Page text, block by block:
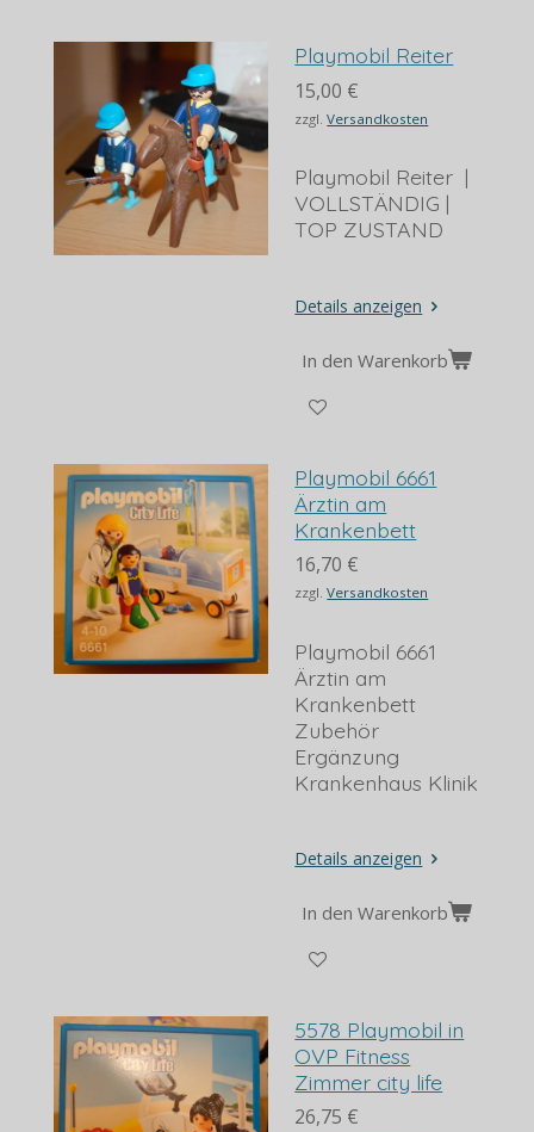
Playmobil Reiter
15,00 €
zzgl.Versandkosten
Playmobil Reiter |
VOLLSTÄNDIG |
TOP ZUSTAND
Details anzeigen
In den Warenkorb
Playmobil 6661
Ärztin am
Krankenbett
16,70 €
zzgl.Versandkosten
Playmobil 6661
Ärztin am
Krankenbett
Zubehör
Ergänzung
Krankenhaus Klinik
Details anzeigen
In den Warenkorb
5578 Playmobil in
OVP Fitness
Zimmer city life
26,75 €